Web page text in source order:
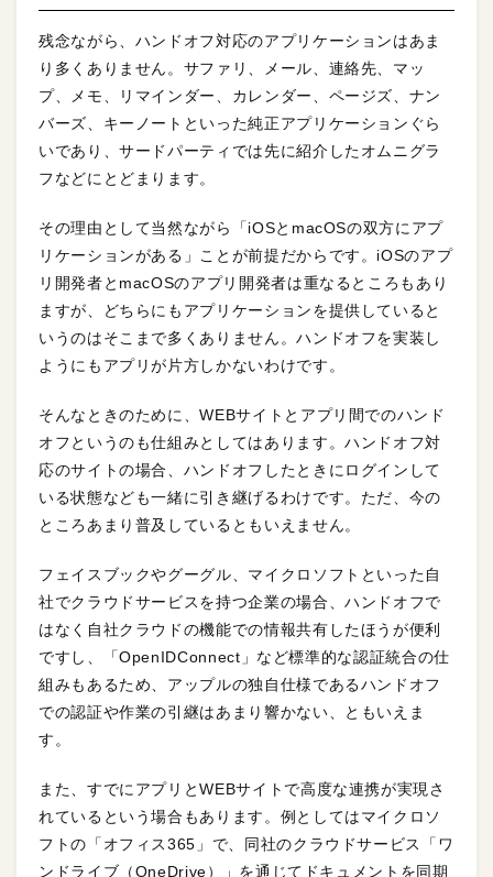
残念ながら、ハンドオフ対応のアプリケーションはあま
り多くありません。サファリ、メール、連絡先、マッ
プ、メモ、リマインダー、カレンダー、ページズ、ナン
バーズ、キーノートといった純正アプリケーションぐら
いであり、サードパーティでは先に紹介したオムニグラ
フなどにとどまります。
その理由として当然ながら「iOSとmacOSの双方にアプ
リケーションがある」ことが前提だからです。iOSのアプ
リ開発者とmacOSのアプリ開発者は重なるところもあり
ますが、どちらにもアプリケーションを提供していると
いうのはそこまで多くありません。ハンドオフを実装し
ようにもアプリが片方しかないわけです。
そんなときのために、WEBサイトとアプリ間でのハンド
オフというのも仕組みとしてはあります。ハンドオフ対
応のサイトの場合、ハンドオフしたときにログインして
いる状態なども一緒に引き継げるわけです。ただ、今の
ところあまり普及しているともいえません。
フェイスブックやグーグル、マイクロソフトといった自
社でクラウドサービスを持つ企業の場合、ハンドオフで
はなく自社クラウドの機能での情報共有したほうが便利
ですし、「OpenIDConnect」など標準的な認証統合の仕
組みもあるため、アップルの独自仕様であるハンドオフ
での認証や作業の引継はあまり響かない、ともいえま
す。
また、すでにアプリとWEBサイトで高度な連携が実現さ
れているという場合もあります。例としてはマイクロソ
フトの「オフィス365」で、同社のクラウドサービス「ワ
ンドライブ（OneDrive）」を通じてドキュメントを同期